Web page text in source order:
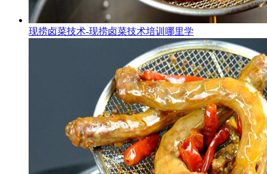
现捞卤菜技术-现捞卤菜技术培训哪里学